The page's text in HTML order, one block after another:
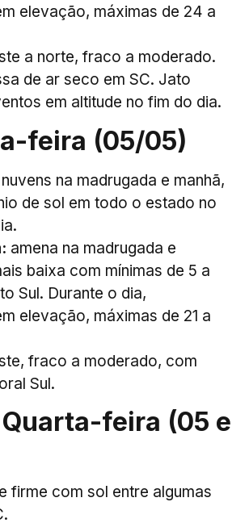
elevação, máximas de 24 a
a norte, fraco a moderado.
de ar seco em SC. Jato
em altitude no fim do dia.
feira (05/05)
na madrugada e manhã,
de sol em todo o estado no
amena na madrugada e
baixa com mínimas de 5 a
Sul. Durante o dia,
elevação, máximas de 21 a
fraco a moderado, com
Sul.
feira (05 e
firme com sol entre algumas